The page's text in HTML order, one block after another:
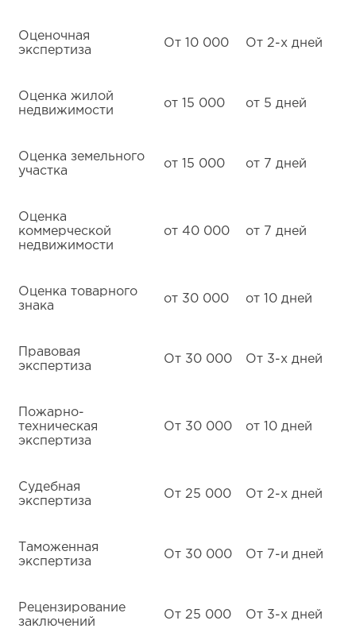
Оценочная
экспертиза
От 10 000 От 2-х дней
Оценка жилой
недвижимости
от 15 000 от 5 дней
Оценка земельного
участка
от 15 000 от 7 дней
Оценка
коммерческой
недвижимости
от 40 000 от 7 дней
Оценка товарного
знака
от 30 000 от 10 дней
Правовая
экспертиза
От 30 000 От 3-х дней
Пожарно-
техническая
экспертиза
От 30 000 от 10 дней
Судебная
экспертиза
От 25 000 От 2-х дней
Таможенная
экспертиза
От 30 000 От 7-и дней
Рецензирование
заключений
От 25 000 От 3-х дней